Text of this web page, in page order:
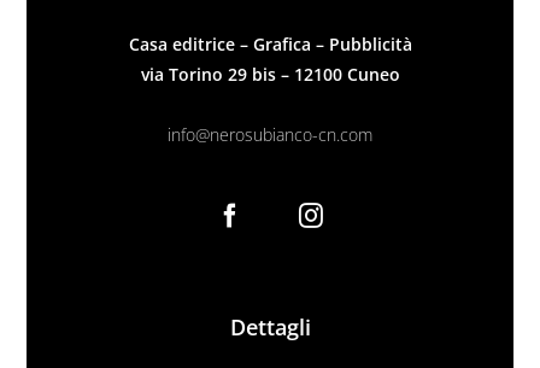
Casa editrice – Grafica – Pubblicità
via Torino 29 bis – 12100 Cuneo
info@nerosubianco-cn.com
Dettagli